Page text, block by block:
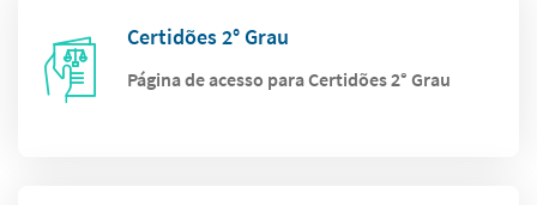
Certidões 2° Grau
Página de acesso para Certidões 2° Grau